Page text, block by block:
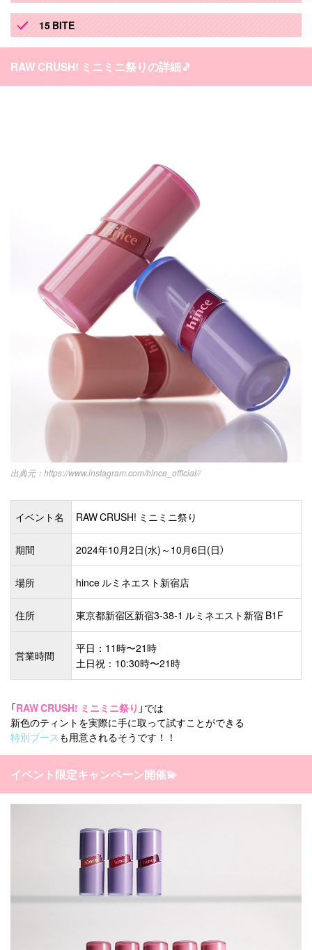
15 BITE
RAW CRUSH! ミニミニ祭りの詳細🎵
https://www.instagram.com/hince_official//
イベント名 RAW CRUSH! ミニミニ祭り
期間 2024年10月2日(水)～10月6日(日）
場所 hince ルミネエスト新宿店
住所 東京都新宿区新宿3-38-1 ルミネエスト新宿 B1F
営業時間
平日：11時〜21時
土日祝：10:30時〜21時
「RAW CRUSH! ミニミニ祭り 」では
新色のティントを実際に手に取って試すことができる
特別ブース も用意されるそうです！！
イベント限定キャンペーン開催💫